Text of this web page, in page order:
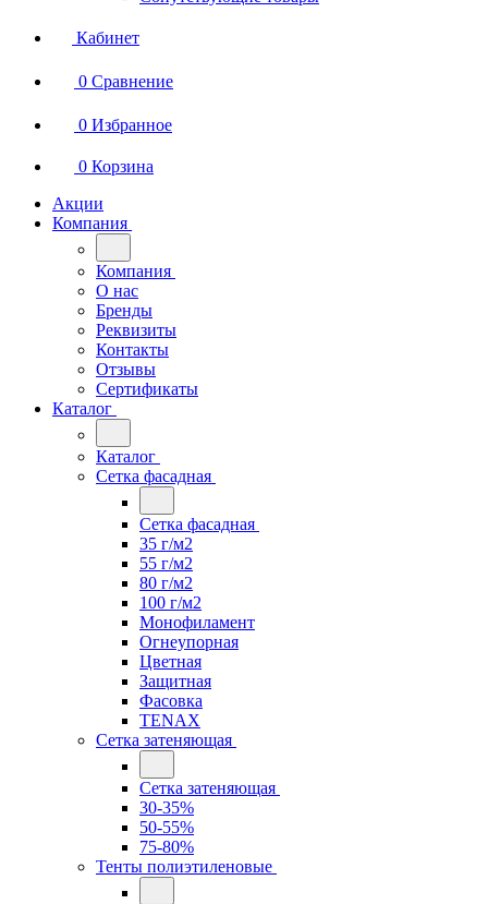
Кабинет
0 Сравнение
0 Избранное
0 Корзина
Акции
Компания
Компания
О нас
Бренды
Реквизиты
Контакты
Отзывы
Сертификаты
Каталог
Каталог
Сетка фасадная
Сетка фасадная
35 г/м2
55 г/м2
80 г/м2
100 г/м2
Монофиламент
Огнеупорная
Цветная
Защитная
Фасовка
TENAX
Сетка затеняющая
Сетка затеняющая
30-35%
50-55%
75-80%
Тенты полиэтиленовые